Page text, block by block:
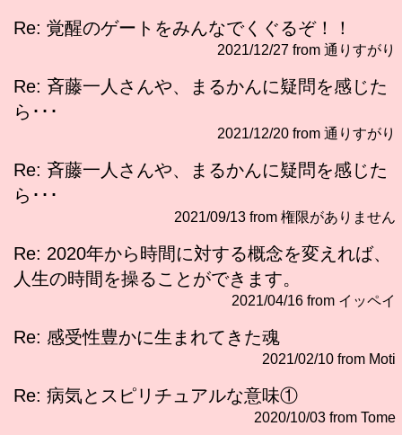
Re: 覚醒のゲートをみんなでくぐるぞ！！
2021/12/27 from 通りすがり
Re: 斉藤一人さんや、まるかんに疑問を感じた
ら･･･
2021/12/20 from 通りすがり
Re: 斉藤一人さんや、まるかんに疑問を感じた
ら･･･
2021/09/13 from 権限がありません
Re: 2020年から時間に対する概念を変えれば、
人生の時間を操ることができます。
2021/04/16 from イッペイ
Re: 感受性豊かに生まれてきた魂
2021/02/10 from Moti
Re: 病気とスピリチュアルな意味①
2020/10/03 from Tome